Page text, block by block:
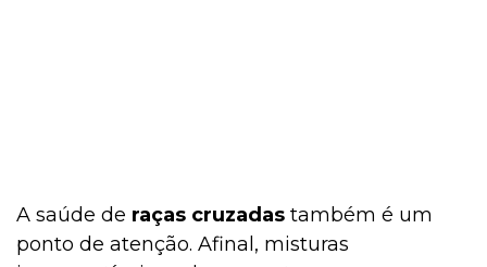
A saúde de raças cruzadas também é um
ponto de atenção. Afinal, misturas